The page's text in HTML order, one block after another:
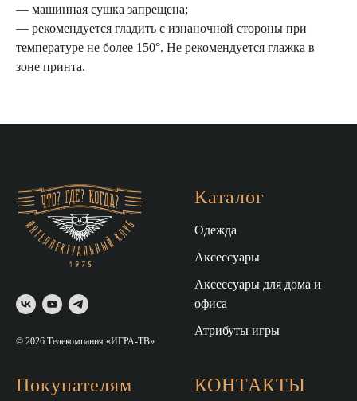
— машинная сушка запрещена;
— рекомендуется гладить с изнаночной стороны при
температуре не более 150°. Не рекомендуется глажка в
зоне принта.
© 2026 Телекомпания «ИГРА-ТВ»
Каталог
Одежда
Аксессуары
Аксессуары для дома и
офиса
Атрибуты игры
Покупателям КОНТАКТЫ